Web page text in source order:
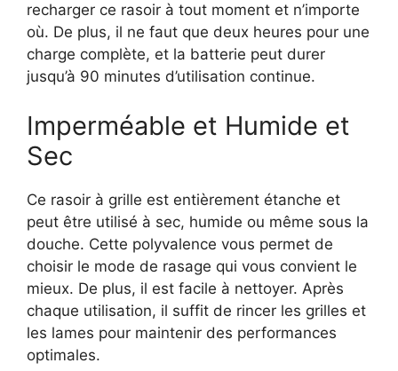
recharger ce rasoir à tout moment et n’importe
où. De plus, il ne faut que deux heures pour une
charge complète, et la batterie peut durer
jusqu’à 90 minutes d’utilisation continue.
Imperméable et Humide et
Sec
Ce rasoir à grille est entièrement étanche et
peut être utilisé à sec, humide ou même sous la
douche. Cette polyvalence vous permet de
choisir le mode de rasage qui vous convient le
mieux. De plus, il est facile à nettoyer. Après
chaque utilisation, il suffit de rincer les grilles et
les lames pour maintenir des performances
optimales.